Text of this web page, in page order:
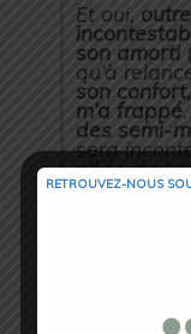
Et oui,
son amorti
qu’à
son
m’a frappé
des semi-
sera
alliée de
légers et
RETROUVEZ-NOUS